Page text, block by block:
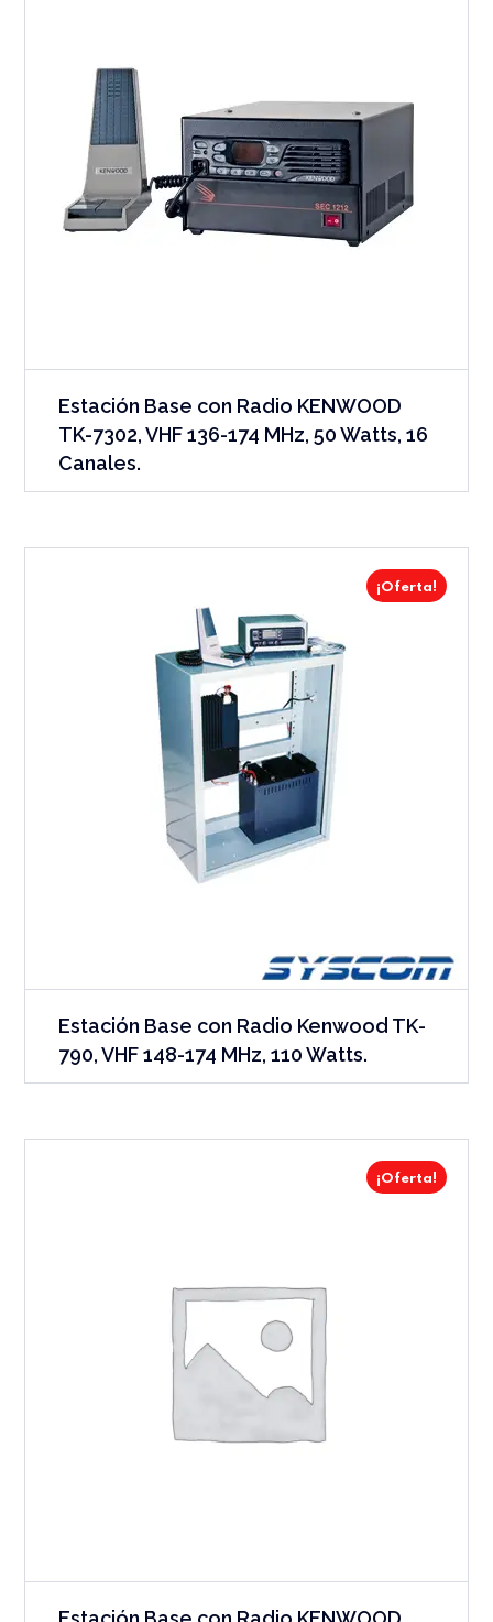
Estación Base con Radio KENWOOD
TK-7302, VHF 136-174 MHz, 50 Watts, 16
Canales.
¡Oferta!
Estación Base con Radio Kenwood TK-
790, VHF 148-174 MHz, 110 Watts.
¡Oferta!